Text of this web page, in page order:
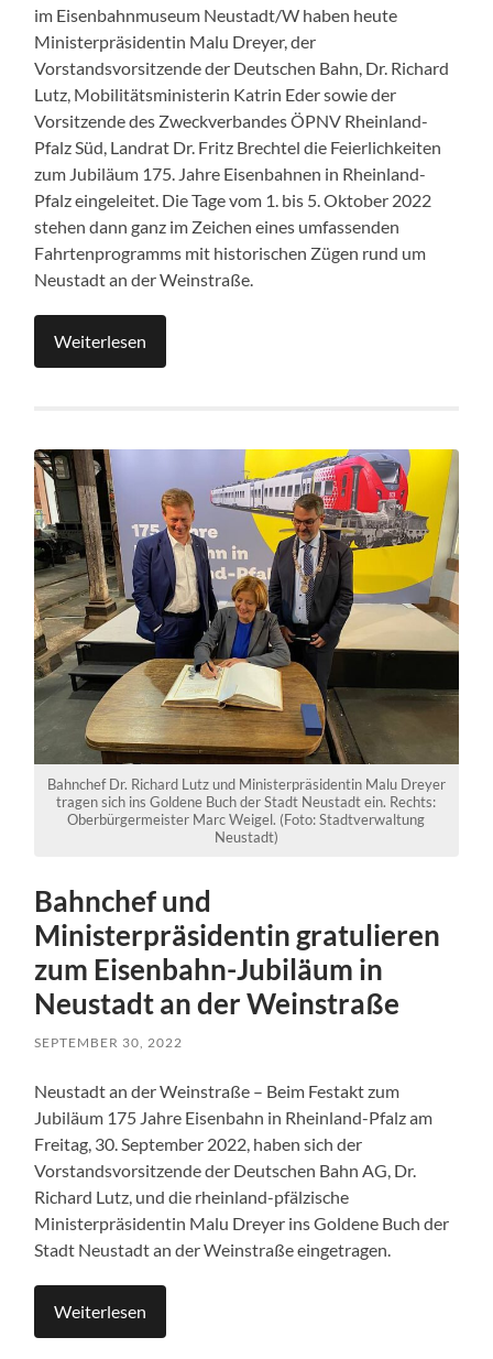
im Eisenbahnmuseum Neustadt/W haben heute
Ministerpräsidentin Malu Dreyer, der
Vorstandsvorsitzende der Deutschen Bahn, Dr. Richard
Lutz, Mobilitätsministerin Katrin Eder sowie der
Vorsitzende des Zweckverbandes ÖPNV Rheinland-
Pfalz Süd, Landrat Dr. Fritz Brechtel die Feierlichkeiten
zum Jubiläum 175. Jahre Eisenbahnen in Rheinland-
Pfalz eingeleitet. Die Tage vom 1. bis 5. Oktober 2022
stehen dann ganz im Zeichen eines umfassenden
Fahrtenprogramms mit historischen Zügen rund um
Neustadt an der Weinstraße.
Weiterlesen
Bahnchef Dr. Richard Lutz und Ministerpräsidentin Malu Dreyer
tragen sich ins Goldene Buch der Stadt Neustadt ein. Rechts:
Oberbürgermeister Marc Weigel. (Foto: Stadtverwaltung
Neustadt)
Bahnchef und
Ministerpräsidentin gratulieren
zum Eisenbahn-Jubiläum in
Neustadt an der Weinstraße
SEPTEMBER 30, 2022
Neustadt an der Weinstraße – Beim Festakt zum
Jubiläum 175 Jahre Eisenbahn in Rheinland-Pfalz am
Freitag, 30. September 2022, haben sich der
Vorstandsvorsitzende der Deutschen Bahn AG, Dr.
Richard Lutz, und die rheinland-pfälzische
Ministerpräsidentin Malu Dreyer ins Goldene Buch der
Stadt Neustadt an der Weinstraße eingetragen.
Weiterlesen